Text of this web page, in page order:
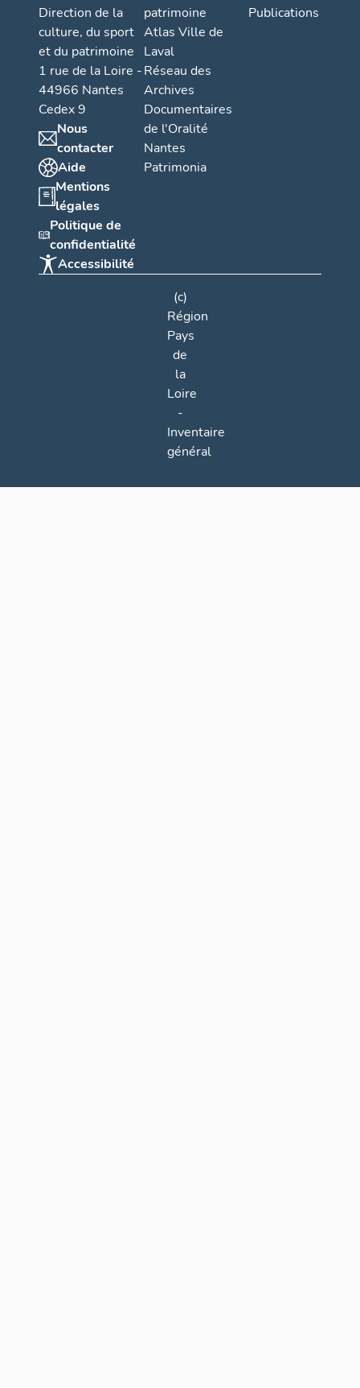
Direction de la
culture, du sport
et du patrimoine
1 rue de la Loire -
44966 Nantes
Cedex 9
Nous
contacter
Aide
Mentions
légales
Politique de
confidentialité
Accessibilité
patrimoine
Atlas Ville de
Laval
Réseau des
Archives
Documentaires
de l'Oralité
Nantes
Patrimonia
Publications
(c)
Région
Pays
de
la
Loire
-
Inventaire
général